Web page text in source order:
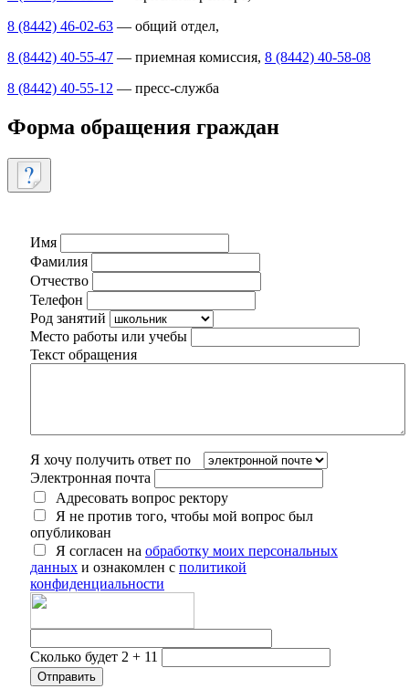
8 (8442) 46-02-63 — общий отдел,
8 (8442) 40-55-47 — приемная комиссия, 8 (8442) 40-58-08
8 (8442) 40-55-12 — пресс-служба
Форма обращения граждан
Имя
Фамилия
Отчество
Телефон
Род занятий
Место работы или учебы
Текст обращения
Я хочу получить ответ по
Электронная почта
Адресовать вопрос ректору
Я не против того, чтобы мой вопрос был
опубликован
Я согласен на обработку моих персональных
данных и ознакомлен с политикой
конфиденциальности
Сколько будет 2 + 11